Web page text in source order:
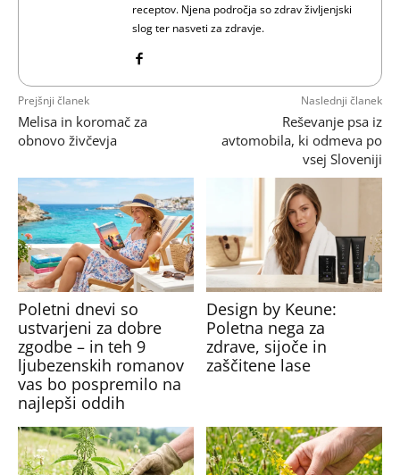
receptov. Njena področja so zdrav življenjski
slog ter nasveti za zdravje.
Prejšnji članek
Melisa in koromač za
obnovo živčevja
Naslednji članek
Reševanje psa iz
avtomobila, ki odmeva po
vsej Sloveniji
Poletni dnevi so
ustvarjeni za dobre
zgodbe – in teh 9
ljubezenskih romanov
vas bo pospremilo na
najlepši oddih
Design by Keune:
Poletna nega za
zdrave, sijoče in
zaščitene lase